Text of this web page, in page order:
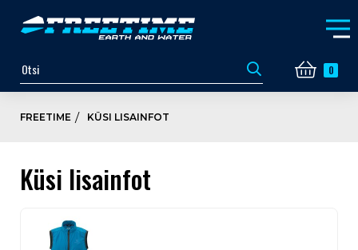
0
FREETIME KÜSI LISAINFOT
Küsi lisainfot